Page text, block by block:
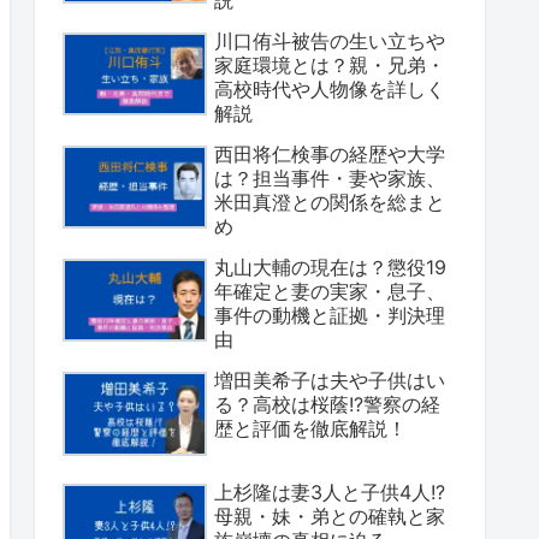
川口侑斗被告の生い立ちや
家庭環境とは？親・兄弟・
高校時代や人物像を詳しく
解説
西田将仁検事の経歴や大学
は？担当事件・妻や家族、
米田真澄との関係を総まと
め
丸山大輔の現在は？懲役19
年確定と妻の実家・息子、
事件の動機と証拠・判決理
由
増田美希子は夫や子供はい
る？高校は桜蔭!?警察の経
歴と評価を徹底解説！
上杉隆は妻3人と子供4人!?
母親・妹・弟との確執と家